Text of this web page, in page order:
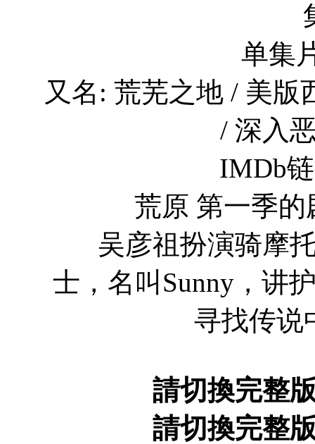
单集
又名: 荒芜之地 / 美版
/ 深入
IMDb
荒原 第一季
吴彦祖扮演骑摩托
士，名叫Sunny，讲
寻找传说
請切換完整
請切換完整